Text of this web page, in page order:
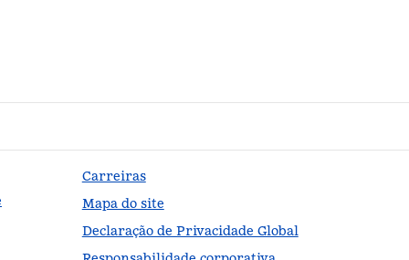
Carreiras
Mapa do site
Declaração de Privacidade Global